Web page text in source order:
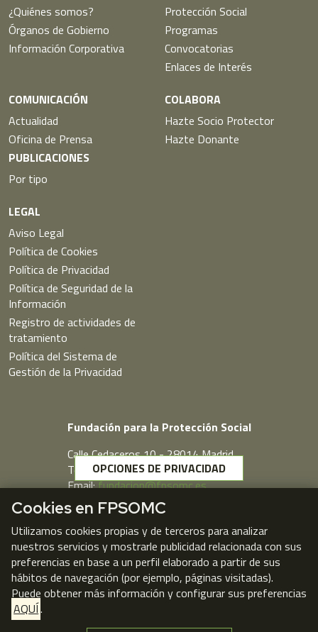
¿Quiénes somos?
Órganos de Gobierno
Información Corporativa
Protección Social
Programas
Convocatorias
Enlaces de Interés
COMUNICACIÓN
Actualidad
Oficina de Prensa
PUBLICACIONES
Por tipo
COLABORA
Hazte Socio Protector
Hazte Donante
LEGAL
Aviso Legal
Política de Cookies
Política de Privacidad
Política de Seguridad de la
Información
Registro de actividades de
tratamiento
Política del Sistema de
Gestión de la Privacidad
Fundación para la Protección Social
Calle Cedaceros,10 - 28014 Madrid
Telf. 91 431 77 80
Email:fundacion@fpsomc.es
Webmail
OPCIONES DE PRIVACIDAD
Cookies en FPSOMC
Utilizamos cookies propias y de terceros para analizar
nuestros servicios y mostrarle publicidad relacionada con sus
preferencias en base a un perfil elaborado a partir de sus
hábitos de navegación (por ejemplo, páginas visitadas).
Puede obtener más información y configurar sus preferencias
AQUÍ.